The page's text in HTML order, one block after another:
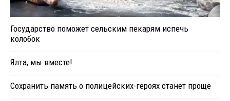
Государство поможет сельским пекарям испечь
колобок
Ялта, мы вместе!
Сохранить память о полицейских-героях станет проще